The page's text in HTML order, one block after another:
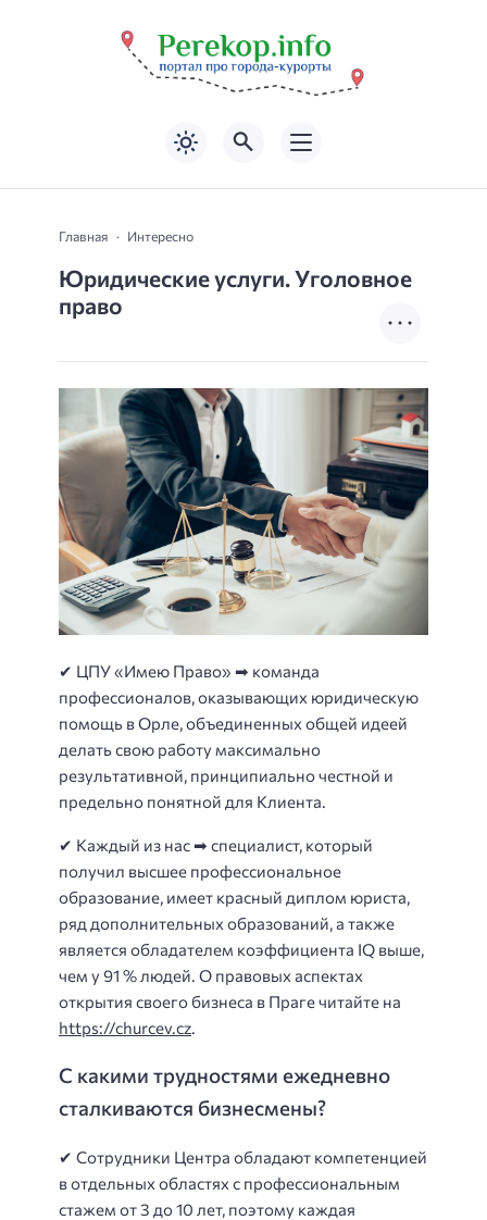
Главная Интересно
Юридические услуги. Уголовное
право
✔ ЦПУ «Имею Право» ➡ команда
профессионалов, оказывающих юридическую
помощь в Орле, объединенных общей идеей
делать свою работу максимально
результативной, принципиально честной и
предельно понятной для Клиента.
✔ Каждый из нас ➡ специалист, который
получил высшее профессиональное
образование, имеет красный диплом юриста,
ряд дополнительных образований, а также
является обладателем коэффициента IQ выше,
чем у 91 % людей. О правовых аспектах
открытия своего бизнеса в Праге читайте на
https://churcev.cz.
С какими трудностями ежедневно
сталкиваются бизнесмены?
✔ Сотрудники Центра обладают компетенцией
в отдельных областях с профессиональным
стажем от 3 до 10 лет, поэтому каждая